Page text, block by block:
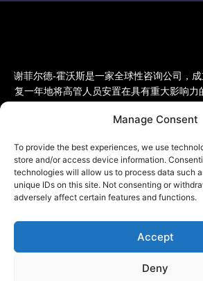
Manage Consent
To provide the best experiences, we use
store and/or access device information.
technologies will allow us to process data such
unique IDs on this site. Not consenting or
adversely affect certain features and functions.
Accept
Deny
谢菲尔德-霍沃斯是一家全球性咨询公司，
复一年地将高管人员安置在具有重大影响力
和转型变革咨询公司。